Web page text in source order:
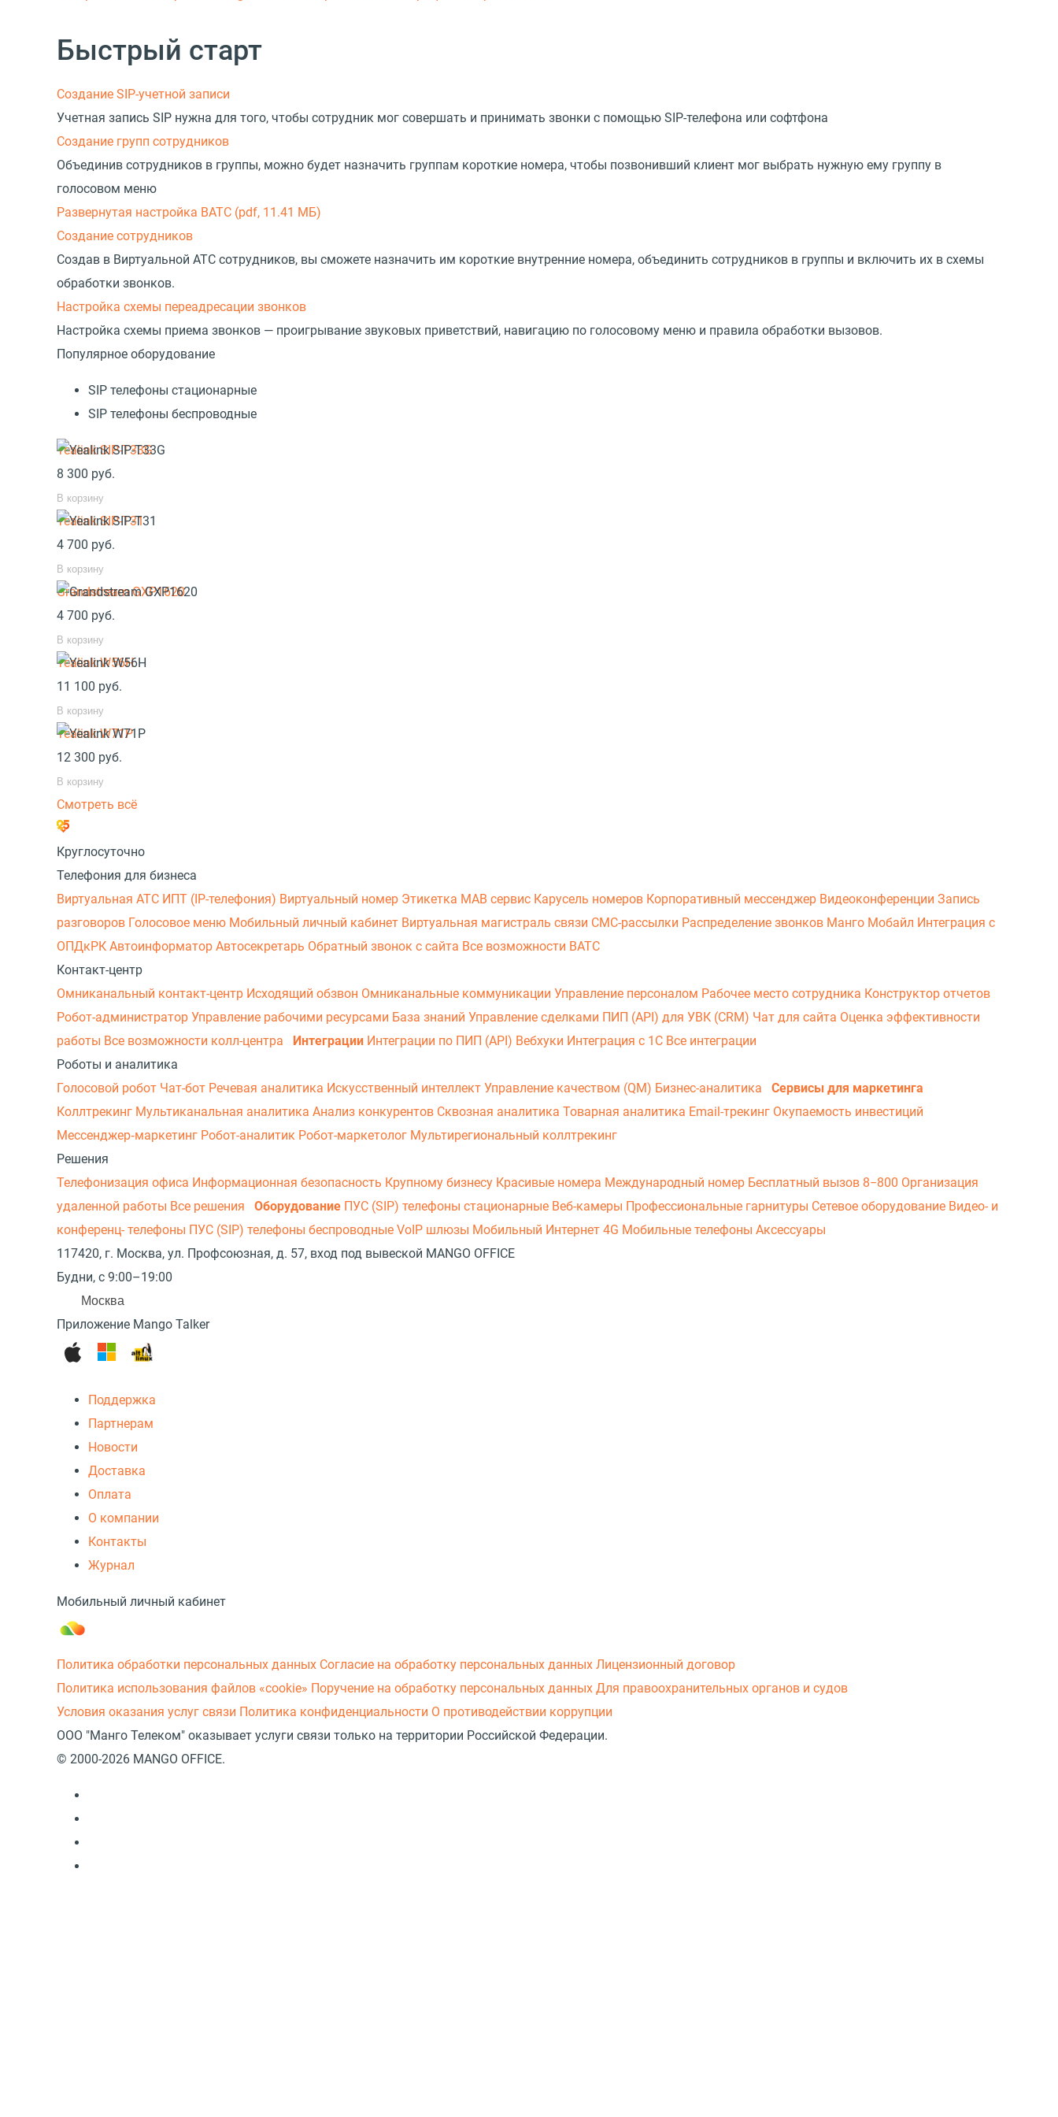
Быстрый старт
Создание SIP-учетной записи
Учетная запись SIP нужна для того, чтобы сотрудник мог совершать и принимать звонки с помощью SIP-телефона или софтфона
Создание групп сотрудников
Объединив сотрудников в группы, можно будет назначить группам короткие номера, чтобы позвонивший клиент мог выбрать нужную ему группу в
голосовом меню
Развернутая настройка ВАТС (pdf, 11.41 МБ)
Создание сотрудников
Создав в Виртуальной АТС сотрудников, вы сможете назначить им короткие внутренние номера, объединить сотрудников в группы и включить их в схемы
обработки звонков.
Настройка схемы переадресации звонков
Настройка схемы приема звонков — проигрывание звуковых приветствий, навигацию по голосовому меню и правила обработки вызовов.
Популярное оборудование
SIP телефоны стационарные
SIP телефоны беспроводные
Yealink SIP-T33G
8 300 руб.
В корзину
Yealink SIP-T31
4 700 руб.
В корзину
Grandstream GXP1620
4 700 руб.
В корзину
Yealink W56H
11 100 руб.
В корзину
Yealink W71P
12 300 руб.
В корзину
Смотреть всё
Круглосуточно
Телефония для бизнеса
Виртуальная АТС ИПТ (IP-телефония) Виртуальный номер Этикетка МАВ сервис Карусель номеров Корпоративный мессенджер Видеоконференции Запись
разговоров Голосовое меню Мобильный личный кабинет Виртуальная магистраль связи СМС-рассылки Распределение звонков Манго Мобайл Интеграция с
ОПДкРК Автоинформатор Автосекретарь Обратный звонок с сайта Все возможности ВАТС
Контакт-центр
Омниканальный контакт-центр Исходящий обзвон Омниканальные коммуникации Управление персоналом Рабочее место сотрудника Конструктор отчетов
Робот-администратор Управление рабочими ресурсами База знаний Управление сделками ПИП (API) для УВК (CRM) Чат для сайта Оценка эффективности
работы Все возможности колл-центра Интеграции Интеграции по ПИП (API) Вебхуки Интеграция с 1С Все интеграции
Роботы и аналитика
Голосовой робот Чат-бот Речевая аналитика Искусственный интеллект Управление качеством (QM) Бизнес-аналитика
Сервисы для маркетинга
Коллтрекинг Мультиканальная аналитика Анализ конкурентов Сквозная аналитика Товарная аналитика Email-трекинг Окупаемость инвестиций
Мессенджер‑маркетинг Робот-аналитик Робот-маркетолог Мультирегиональный коллтрекинг
Решения
Телефонизация офиса Информационная безопасность Крупному бизнесу Красивые номера Международный номер Бесплатный вызов 8−800 Организация
удаленной работы Все решения Оборудование ПУС (SIP) телефоны стационарные Веб-камеры Профессиональные гарнитуры Сетевое оборудование Видео- и
конференц- телефоны ПУС (SIP) телефоны беспроводные VoIP шлюзы Мобильный Интернет 4G Мобильные телефоны Аксессуары
117420, г. Москва, ул. Профсоюзная, д. 57, вход под вывеской MANGO OFFICE
Будни, с 9:00–19:00
Москва
Приложение Mango Talker
Поддержка
Партнерам
Новости
Доставка
Оплата
О компании
Контакты
Журнал
Мобильный личный кабинет
Политика обработки персональных данных Согласие на обработку персональных данных Лицензионный договор
Политика использования файлов «cookie» Поручение на обработку персональных данных Для правоохранительных органов и судов
Условия оказания услуг связи Политика конфиденциальности О противодействии коррупции
ООО "Манго Телеком" оказывает услуги связи только на территории Российской Федерации.
© 2000-2026 MANGO OFFICE.